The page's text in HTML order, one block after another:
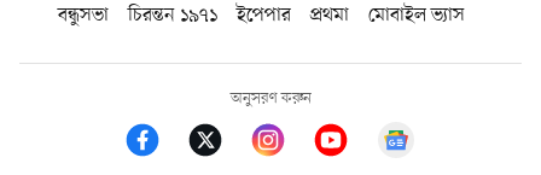
বন্ধুসভা
চিরন্তন ১৯৭১ ইপেপার প্রথমা মোবাইল ভ্যাস
অনুসরণ করুন